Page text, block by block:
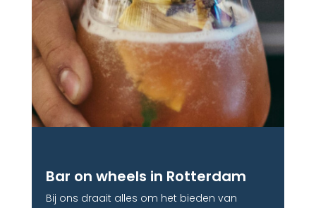
Bar on wheels in Rotterdam
Bij ons draait alles om het bieden van